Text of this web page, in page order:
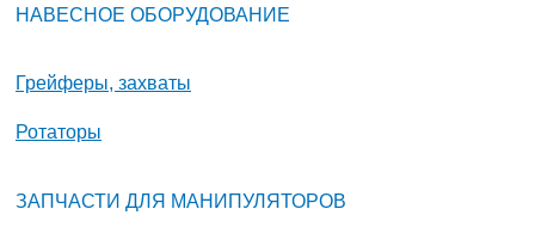
НАВЕСНОЕ ОБОРУДОВАНИЕ
Грейферы, захваты
Ротаторы
ЗАПЧАСТИ ДЛЯ МАНИПУЛЯТОРОВ